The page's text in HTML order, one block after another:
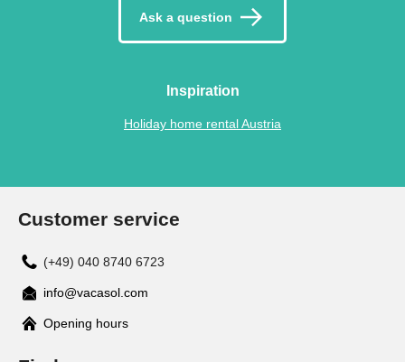
Ask a question
Inspiration
Holiday home rental Austria
Customer service
(+49) 040 8740 6723
info@vacasol.com
Opening hours